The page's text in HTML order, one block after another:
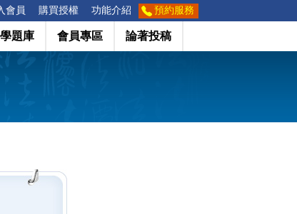
會員 購買授權 功能介紹 預約服務
題庫 會員專區 論著投稿